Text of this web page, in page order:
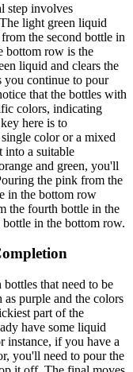
step involves
light green liquid
the second bottle in
bottom row is the
liquid and clears the
continue to pour
that the bottles with
colors, indicating
here is to
color or a mixed
into a suitable
and green, you'll
the pink from the
in the bottom row
the fourth bottle in the
in the bottom row.
that need to be
purple and the colors
part of the
have some liquid
instance, if you have a
you'll need to pour the